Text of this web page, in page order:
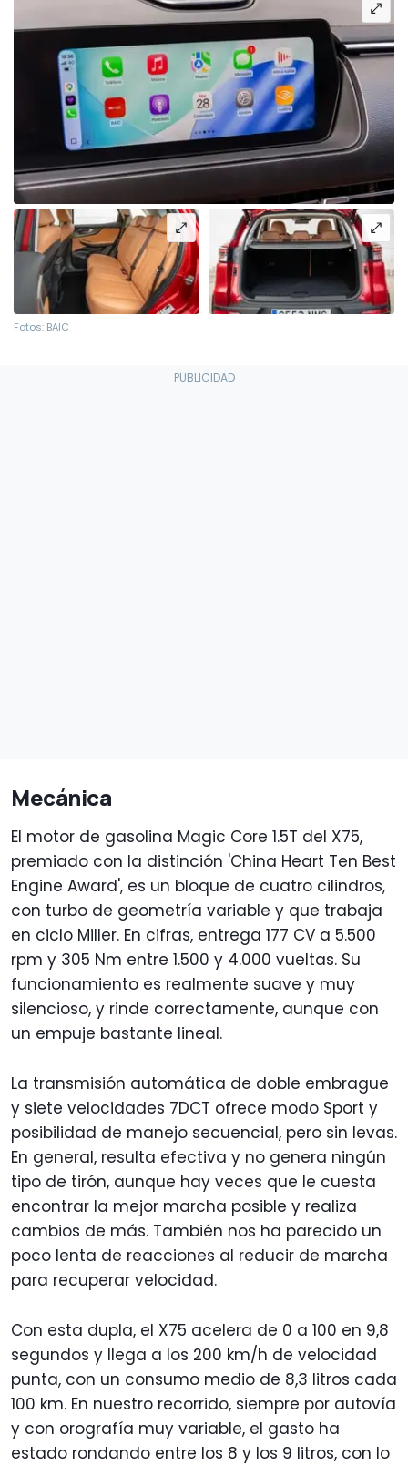
Fotos: BAIC
Mecánica
El motor de gasolina Magic Core 1.5T del X75,
premiado con la distinción 'China Heart Ten Best
Engine Award', es un bloque de cuatro cilindros,
con turbo de geometría variable y que trabaja
en ciclo Miller. En cifras, entrega 177 CV a 5.500
rpm y 305 Nm entre 1.500 y 4.000 vueltas. Su
funcionamiento es realmente suave y muy
silencioso, y rinde correctamente, aunque con
un empuje bastante lineal.
La transmisión automática de doble embrague
y siete velocidades 7DCT ofrece modo Sport y
posibilidad de manejo secuencial, pero sin levas.
En general, resulta efectiva y no genera ningún
tipo de tirón, aunque hay veces que le cuesta
encontrar la mejor marcha posible y realiza
cambios de más. También nos ha parecido un
poco lenta de reacciones al reducir de marcha
para recuperar velocidad.
Con esta dupla, el X75 acelera de 0 a 100 en 9,8
segundos y llega a los 200 km/h de velocidad
punta, con un consumo medio de 8,3 litros cada
100 km. En nuestro recorrido, siempre por autovía
y con orografía muy variable, el gasto ha
estado rondando entre los 8 y los 9 litros, con lo